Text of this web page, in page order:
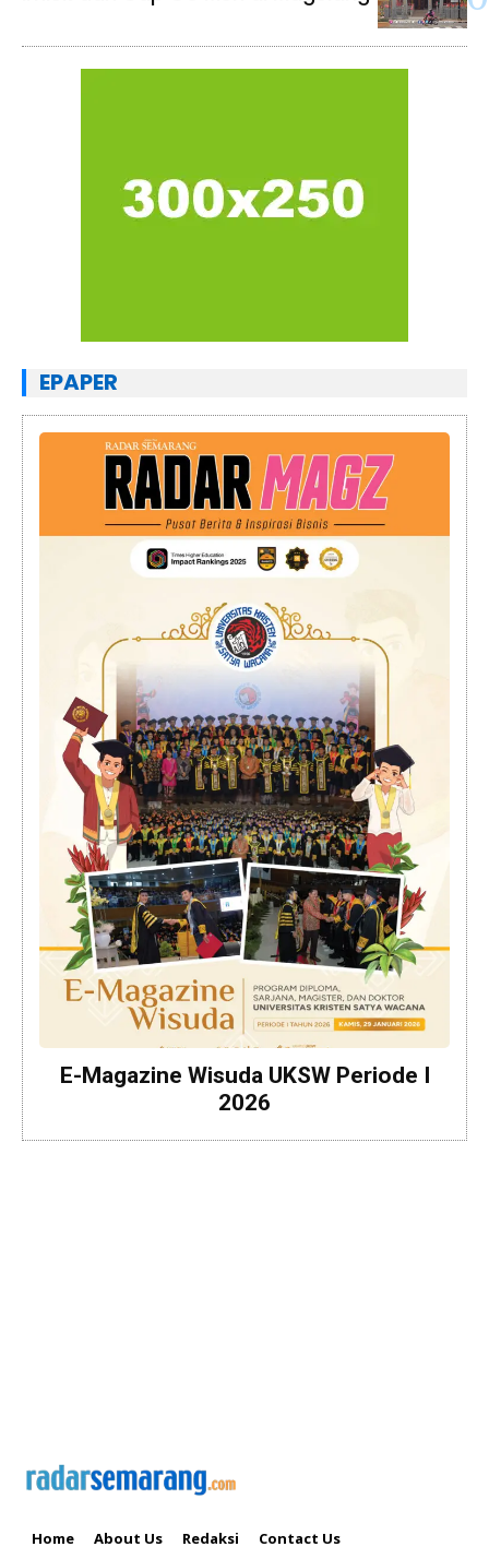
EPAPER
E-Magazine Wisuda UKSW Periode I
2026
Home About Us Redaksi Contact Us